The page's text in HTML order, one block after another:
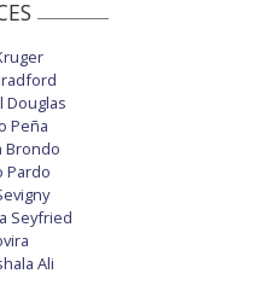
Douglas
Peña
Brondo
Pardo
Seyfried
Ali